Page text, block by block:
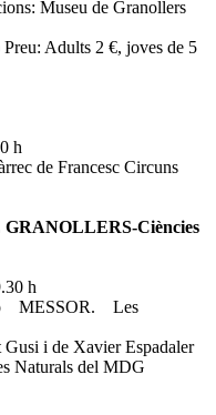
Museu de Granollers
Adults 2 €, joves de 5
h
de Francesc Circuns
Ciències
h
MESSOR. Les
i de Xavier Espadaler
Naturals del MDG